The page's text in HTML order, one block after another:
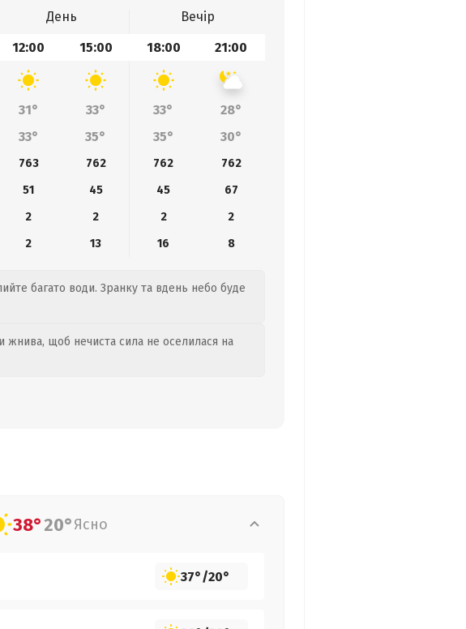
День
Вечір
12:00 15:00 18:00 21:00
31° 33° 33°
28°
33° 35° 35° 30°
763 762 762
762
51 45 45
67
2 2 2
2
2 13 16 8
багато води. Зранку та вдень небо буде
жнива, щоб нечиста сила не оселилася на
38°20°Ясно
37°/20°